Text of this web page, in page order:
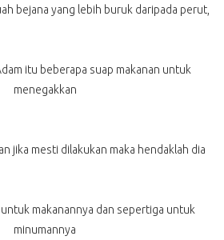
bejana yang lebih buruk daripada perut,
itu beberapa suap makanan untuk
menegakkan
jika mesti dilakukan maka hendaklah dia
makanannya dan sepertiga untuk
minumannya